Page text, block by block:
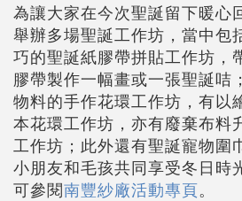
為讓大家在今次聖誕留下暖心
舉辦多場聖誕工作坊，當中包
巧的聖誕紙膠帶拼貼工作坊，
膠帶製作一幅畫或一張聖誕咭
物料的手作花環工作坊，有以
本花環工作坊，亦有廢棄布料
工作坊；此外還有聖誕寵物圍
小朋友和毛孩共同享受冬日時
可參閱南豐紗廠活動專頁。